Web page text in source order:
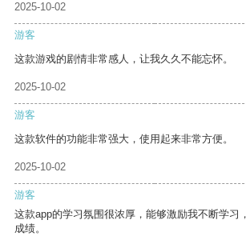
2025-10-02
游客
这款游戏的剧情非常感人，让我久久不能忘怀。
2025-10-02
游客
这款软件的功能非常强大，使用起来非常方便。
2025-10-02
游客
这款app的学习氛围很浓厚，能够激励我不断学习
成绩。